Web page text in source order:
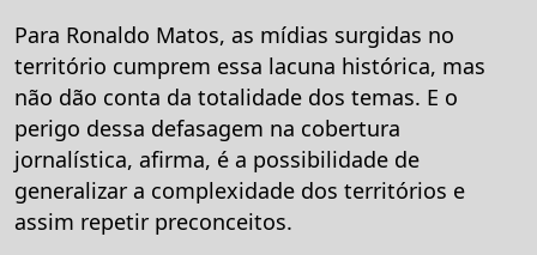
Para Ronaldo Matos, as mídias surgidas no
território cumprem essa lacuna histórica, mas
não dão conta da totalidade dos temas. E o
perigo dessa defasagem na cobertura
jornalística, afirma, é a possibilidade de
generalizar a complexidade dos territórios e
assim repetir preconceitos.